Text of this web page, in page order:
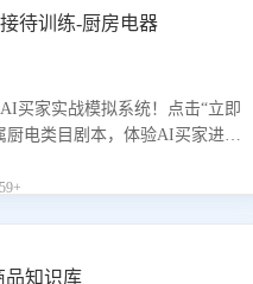
待训练-厨房电器
买家实战模拟系统！点击“立即
厨电类目剧本，体验AI买家进线
技巧！
品知识库